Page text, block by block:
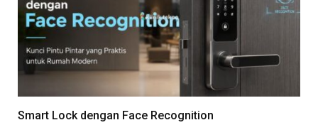
Smart Lock dengan Face Recognition